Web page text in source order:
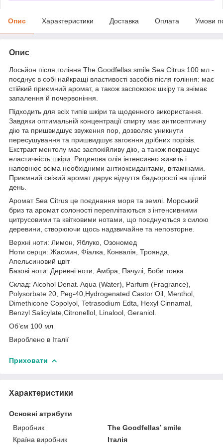
Опис Характеристики Доставка Оплата Умови
Опис
Лосьйон після гоління The Goodfellas smile Sea Citrus 100 мл -
поєднує в собі найкращі властивості засобів після гоління: має
стійкий приємний аромат, а також заспокоює шкіру та знімає
запалення й почервоніння.
Підходить для всіх типів шкіри та щоденного використання.
Завдяки оптимальній концентрації спирту має антисептичну
дію та пришвидшує звуження пор, дозволяє уникнути
пересушування та пришвидшує загоєння дрібних порізів.
Екстракт ментолу має заспокійливу дію, а також покращує
еластичність шкіри. Рицинова олія інтенсивно живить і
наповнює всіма необхідними антиоксидантами, вітамінами.
Приємний свіжий аромат дарує відчуття бадьорості на цілий
день.
Аромат Sea Citrus це поєднання моря та землі. Морський
бриз та аромат солоності переплітаються з інтенсивними
цитрусовими та квітковими нотами, що поєднуються з силою
деревини, створюючи щось надзвичайне та неповторне.
Верхні ноти: Лимон, Яблуко, Озономед
Ноти серця: Жасмин, Фіалка, Конвалія, Троянда,
Апельсиновий цвіт
Базові ноти: Деревні ноти, Амбра, Пачулі, Боби тонка
Склад: Alcohol Denat. Aqua (Water), Parfum (Fragrance),
Polysorbate 20, Peg-40,Hydrogenated Castor Oil, Menthol,
Dimethicone Copolyol, Tetrasodium Edta, Hexyl Cinnamal,
Benzyl Salicylate,Citronellol, Linalool, Geraniol.
Об’єм 100 мл
Вироблено в Італії
Приховати
Характеристики
Основні атрибути
Виробник
The Goodfellas’ smile
Країна виробник
Італія